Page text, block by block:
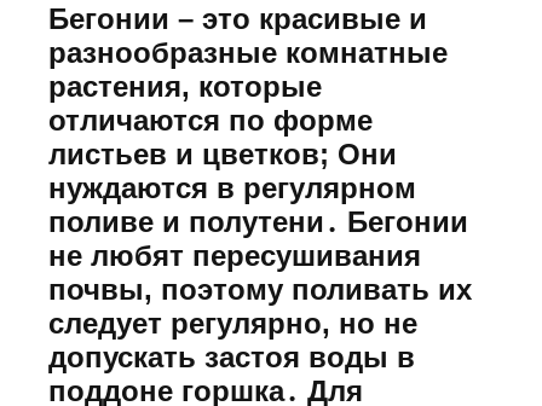
Бегонии – это красивые и
разнообразные комнатные
растения, которые
отличаются по форме
листьев и цветков; Они
нуждаются в регулярном
поливе и полутени․ Бегонии
не любят пересушивания
почвы, поэтому поливать их
следует регулярно, но не
допускать застоя воды в
поддоне горшка․ Для